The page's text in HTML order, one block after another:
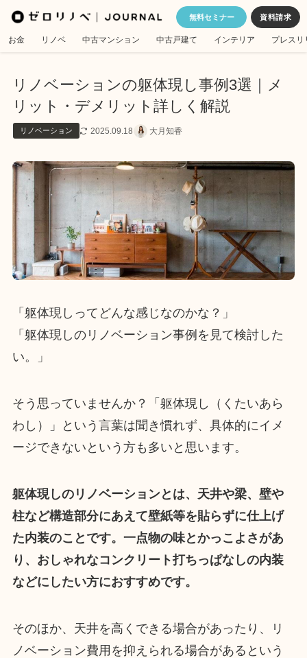
無料セミナー
お金 リノベ 中古マンション 中古戸建て インテリア プレスリ
リノベーションの躯体現し事例3選｜メ
リット・デメリット詳しく解説
リノベーション 2025.09.18 大月知香
「躯体現しってどんな感じなのかな？」
「躯体現しのリノベーション事例を見て検討した
い。」
そう思っていませんか？「躯体現し（くたいあら
わし）」という言葉は聞き慣れず、具体的にイメ
ージできないという方も多いと思います。
躯体現しのリノベーションとは、天井や梁、壁や
柱など構造部分にあえて壁紙等を貼らずに仕上げ
た内装のことです。一点物の味とかっこよさがあ
り、おしゃれなコンクリート打ちっぱなしの内装
などにしたい方におすすめです。
そのほか、天井を高くできる場合があったり、リ
ノベーション費用を抑えられる場合があるという